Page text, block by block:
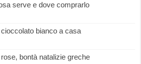
serve e dove comprarlo
bianco a casa
bontà natalizie greche